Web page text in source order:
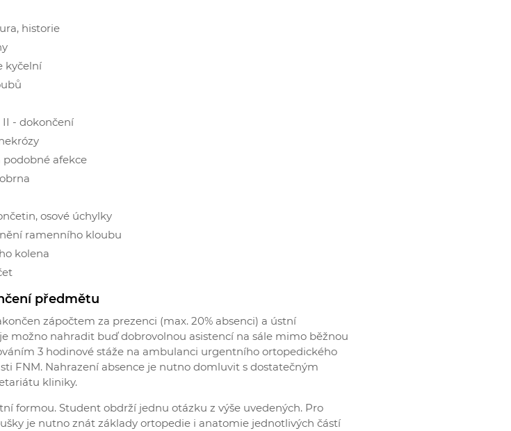
historie
kyčelní
- dokončení
podobné afekce
osové úchylky
ramenního kloubu
kolena
předmětu
zápočtem za prezenci (max. 20% absenci) a ústní
možno nahradit buď dobrovolnou asistencí na sále mimo běžnou
3 hodinové stáže na ambulanci urgentního ortopedického
FNM. Nahrazení absence je nutno domluvit s dostatečným
kliniky.
formou. Student obdrží jednu otázku z výše uvedených. Pro
je nutno znát základy ortopedie i anatomie jednotlivých částí